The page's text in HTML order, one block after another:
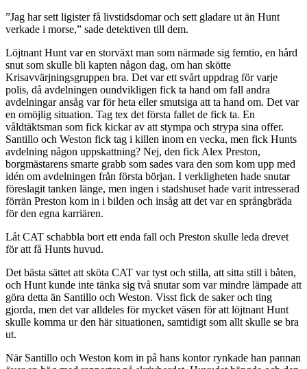
”Jag har sett ligister få livstidsdomar och sett gladare ut än Hunt
verkade i morse,” sade detektiven till dem.
Löjtnant Hunt var en storväxt man som närmade sig femtio, en hård
snut som skulle bli kapten någon dag, om han skötte
Krisavvärjningsgruppen bra. Det var ett svårt uppdrag för varje
polis, då avdelningen oundvikligen fick ta hand om fall andra
avdelningar ansåg var för heta eller smutsiga att ta hand om. Det var
en omöjlig situation. Tag tex det första fallet de fick ta. En
våldtäktsman som fick kickar av att stympa och strypa sina offer.
Santillo och Weston fick tag i killen inom en vecka, men fick Hunts
avdelning någon uppskattning? Nej, den fick Alex Preston,
borgmästarens smarte grabb som sades vara den som kom upp med
idén om avdelningen från första början. I verkligheten hade snutar
föreslagit tanken länge, men ingen i stadshuset hade varit intresserad
förrän Preston kom in i bilden och insåg att det var en språngbräda
för den egna karriären.
Låt CAT schabbla bort ett enda fall och Preston skulle leda drevet
för att få Hunts huvud.
Det bästa sättet att sköta CAT var tyst och stilla, att sitta still i båten,
och Hunt kunde inte tänka sig två snutar som var mindre lämpade att
göra detta än Santillo och Weston. Visst fick de saker och ting
gjorda, men det var alldeles för mycket väsen för att löjtnant Hunt
skulle komma ur den här situationen, samtidigt som allt skulle se bra
ut.
När Santillo och Weston kom in på hans kontor rynkade han pannan